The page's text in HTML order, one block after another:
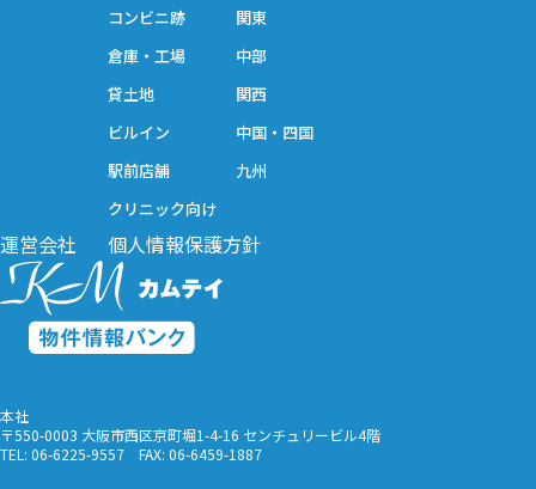
上記条件で物件を検索
本社
〒550-0003 大阪市西区京町堀1-4-16 センチュリービル4階
TEL: 06-6225-9557 FAX: 06-6459-1887
コンビニ跡
倉庫・工場
貸土地
ビルイン
駅前店舗
クリニック向け
関東
中部
関西
中国・四国
九州
運営会社 個人情報保護方針